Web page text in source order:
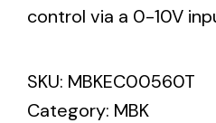
ventilación industriales
control via a 0-10V
SKU: MBKEC00560T
Category: MBK